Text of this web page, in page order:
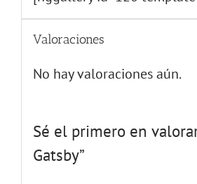
Sé el primero en valorar
Gatsby”
será publicada.Los
están marcados con